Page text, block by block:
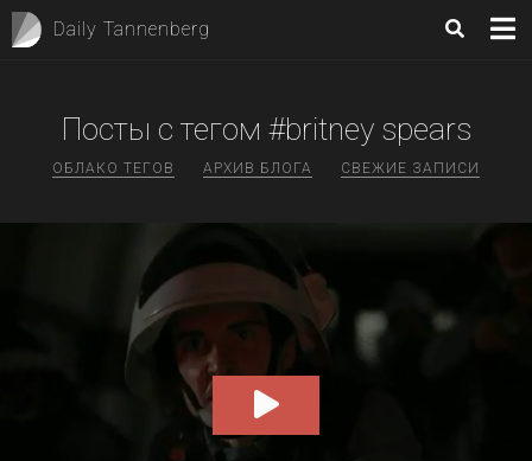
Daily Tannenberg
Посты с тегом #britney spears
ОБЛАКО ТЕГОВ АРХИВ БЛОГА СВЕЖИЕ ЗАПИСИ